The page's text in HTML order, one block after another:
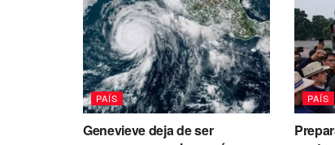
PAÍS
Genevieve deja de ser
PAÍS